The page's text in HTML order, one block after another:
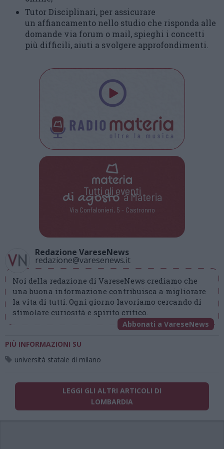
Tutor Disciplinari, per assicurare
un affiancamento nello studio che risponda alle
domande via forum o mail, spieghi i concetti
più difficili, aiuti a svolgere approfondimenti.
Tutti gli eventi
di agostoa Materia
Via Confalonieri, 5 - Castronno
Redazione VareseNews
redazione@varesenews.it
Noi della redazione di VareseNews crediamo che
una buona informazione contribuisca a migliorare
la vita di tutti. Ogni giorno lavoriamo cercando di
stimolare curiosità e spirito critico.
Abbonati a VareseNews
PIÙ INFORMAZIONI SU
università statale di milano
LEGGI GLI ALTRI ARTICOLI DI
LOMBARDIA